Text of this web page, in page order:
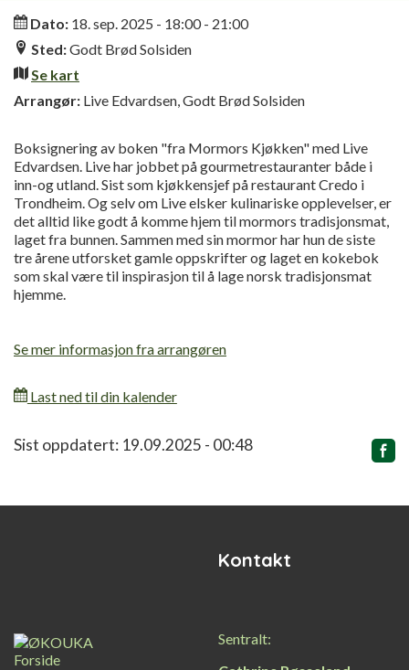
Informasjon
Dato:18. sep. 2025 - 18:00 - 21:00
Sted:Godt Brød Solsiden
Se kart
Arrangør: Live Edvardsen, Godt Brød Solsiden
Boksignering av boken "fra Mormors Kjøkken" med Live
Edvardsen. Live har jobbet på gourmetrestauranter både i
inn-og utland. Sist som kjøkkensjef på restaurant Credo i
Trondheim. Og selv om Live elsker kulinariske opplevelser, er
det alltid like godt å komme hjem til mormors tradisjonsmat,
laget fra bunnen. Sammen med sin mormor har hun de siste
tre årene utforsket gamle oppskrifter og laget en kokebok
som skal være til inspirasjon til å lage norsk tradisjonsmat
hjemme.
Se mer informasjon fra arrangøren
Last ned til din kalender
Relatert
Sist oppdatert: 19.09.2025 - 00:48
Kontakt
Sentralt: